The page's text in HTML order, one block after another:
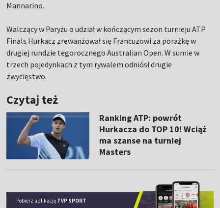
Mannarino.
Walczący w Paryżu o udział w kończącym sezon turnieju ATP
Finals Hurkacz zrewanżował się Francuzowi za porażkę w
drugiej rundzie tegorocznego Australian Open. W sumie w
trzech pojedynkach z tym rywalem odniósł drugie
zwycięstwo.
Czytaj też
Ranking ATP: powrót
Hurkacza do TOP 10! Wciąż
ma szanse na turniej
Masters
Pobierz aplikację TVP SPORT